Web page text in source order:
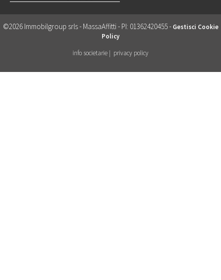
©2026 Immobilgroup srls - MassaAffitti - PI: 01362420455 - Gestisci Cookie
Policy
info societarie | privacy policy